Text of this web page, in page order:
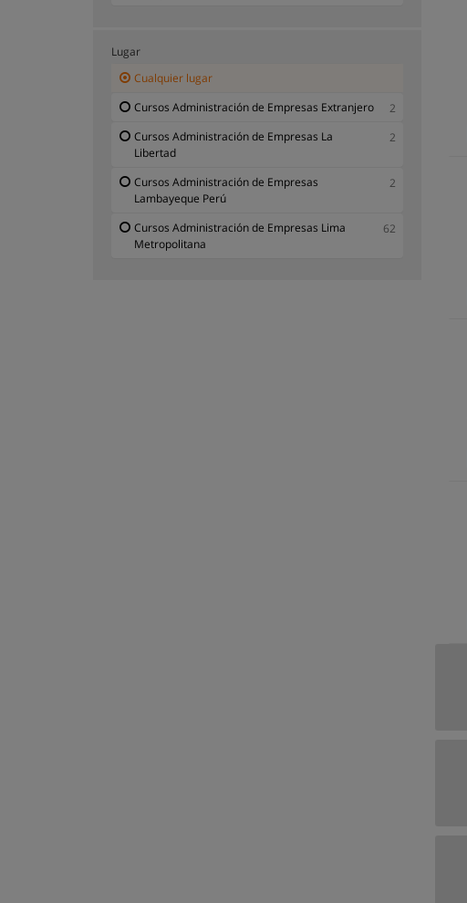
Lugar
Cualquier lugar
Cursos Administración de Empresas Extranjero
2
Cursos Administración de Empresas La
Libertad
2
Cursos Administración de Empresas
Lambayeque Perú
2
Cursos Administración de Empresas Lima
Metropolitana
62